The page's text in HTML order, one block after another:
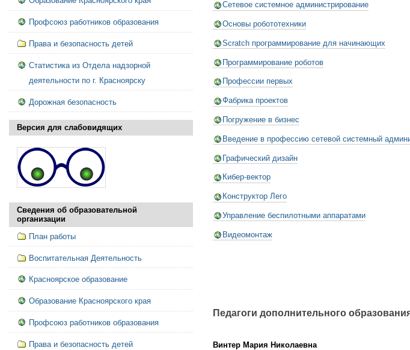
Сетевое системное администрирование
Основы робототехники
Scratch программирование для начинающих
Программирование роботов
Профессии первых
Фабрика проектов
Погружение в бизнес
Введение в профессию сетевой системный
Графический дизайн
Кибер-вектор
Конструктор Лего
Управление беспилотными аппаратами
Видеомонтаж
Педагоги дополнительного
Винтер Мария Николаевна
Профсоюз работников образования
Права и безопасность детей
Статистика из Отдела надзорной
деятельности по г. Красноярску
Дорожная безопасность
Версия для слабовидящих
Сведения об образовательной
организации
План работы
Воспитательная Деятельность
Красноярское образование
Образование Красноярского края
Профсоюз работников образования
Права и безопасность детей